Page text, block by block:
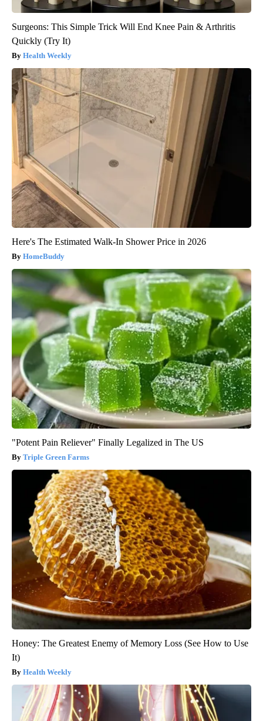
Surgeons: This Simple Trick Will End Knee Pain & Arthritis
Quickly (Try It)
Health Weekly
Here's The Estimated Walk-In Shower Price in 2026
HomeBuddy
"Potent Pain Reliever" Finally Legalized in The US
Triple Green Farms
Honey: The Greatest Enemy of Memory Loss (See How to Use
It)
Health Weekly